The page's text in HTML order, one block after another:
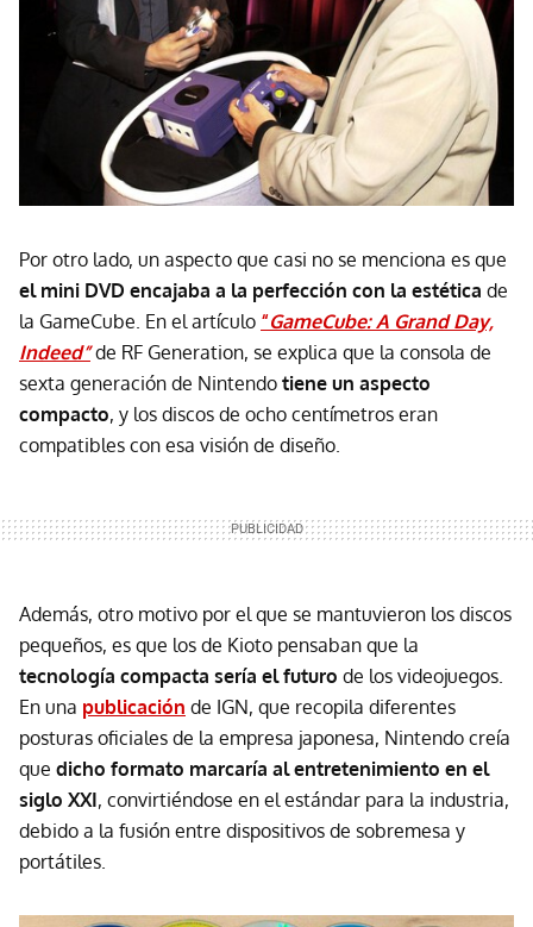
Por otro lado, un aspecto que casi no se menciona es que
el mini DVD encajaba a la perfección con la estética de
la GameCube. En el artículo “GameCube: A Grand Day,
Indeed”de RF Generation, se explica que la consola de
sexta generación de Nintendo tiene un aspecto
compacto, y los discos de ocho centímetros eran
compatibles con esa visión de diseño.
Además, otro motivo por el que se mantuvieron los discos
pequeños, es que los de Kioto pensaban que la
tecnología compacta sería el futuro de los videojuegos.
En una publicación de IGN, que recopila diferentes
posturas oficiales de la empresa japonesa, Nintendo creía
que dicho formato marcaría al entretenimiento en el
siglo XXI, convirtiéndose en el estándar para la industria,
debido a la fusión entre dispositivos de sobremesa y
portátiles.